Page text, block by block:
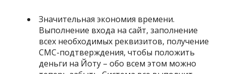
Значительная экономия времени.
Выполнение входа на сайт, заполнение
всех необходимых реквизитов, получение
СМС-подтверждения, чтобы положить
деньги на Йоту – обо всем этом можно